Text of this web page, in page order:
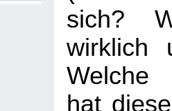
sich?
wirklich
Welche
hat